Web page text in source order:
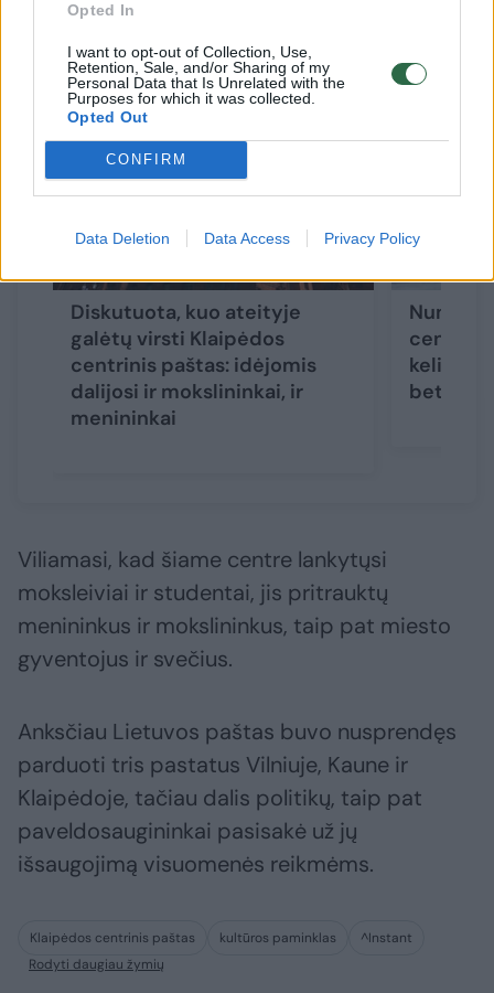
Opted In
I want to opt-out of Collection, Use,
Retention, Sale, and/or Sharing of my
Personal Data that Is Unrelated with the
Purposes for which it was collected.
Opted Out
CONFIRM
Data Deletion Data Access Privacy Policy
Diskutuota, kuo ateityje
galėtų virsti Klaipėdos
centrinis paštas: idėjomis
dalijosi ir mokslininkai, ir
menininkai
keliai:
bet
Viliamasi, kad šiame centre lankytųsi
moksleiviai ir studentai, jis pritrauktų
menininkus ir mokslininkus, taip pat miesto
gyventojus ir svečius.
Anksčiau Lietuvos paštas buvo nusprendęs
parduoti tris pastatus Vilniuje, Kaune ir
Klaipėdoje, tačiau dalis politikų, taip pat
paveldosaugininkai pasisakė už jų
išsaugojimą visuomenės reikmėms.
Klaipėdos centrinis paštas kultūros paminklas
^Instant
Rodyti daugiau žymių